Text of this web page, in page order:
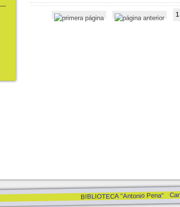
1
BIBLIOTECA "Antonio Pena"